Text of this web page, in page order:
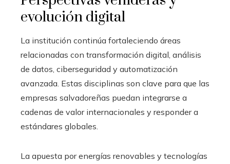
evolución digital
La institución continúa fortaleciendo áreas
relacionadas con transformación digital, análisis
de datos, ciberseguridad y automatización
avanzada. Estas disciplinas son clave para que las
empresas salvadoreñas puedan integrarse a
cadenas de valor internacionales y responder a
estándares globales.
La apuesta por energías renovables y tecnologías